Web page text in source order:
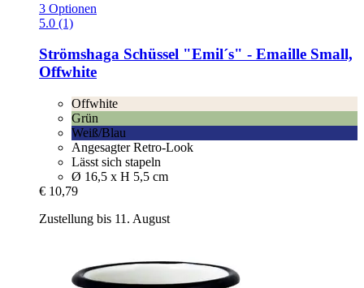
3 Optionen
5.0 (1)
Strömshaga Schüssel "Emil´s" -​ Emaille Small,
Offwhite
Offwhite
Grün
Weiß/Blau
Angesagter Retro-Look
Lässt sich stapeln
Ø 16,5 x H 5,5 cm
€ 10,79
Zustellung bis 11. August